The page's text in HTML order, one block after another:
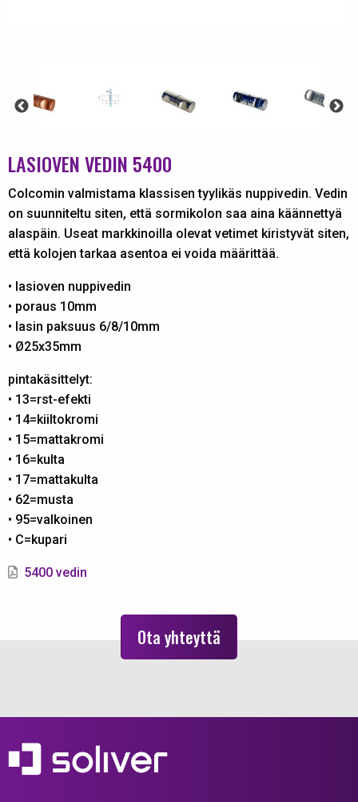
LASIOVEN VEDIN 5400
Colcomin valmistama klassisen tyylikäs nuppivedin. Vedin
on suunniteltu siten, että sormikolon saa aina käännettyä
alaspäin. Useat markkinoilla olevat vetimet kiristyvät siten,
että kolojen tarkaa asentoa ei voida määrittää.
• lasioven nuppivedin
• poraus 10mm
• lasin paksuus 6/8/10mm
• Ø25x35mm
pintakäsittelyt:
• 13=rst-efekti
• 14=kiiltokromi
• 15=mattakromi
• 16=kulta
• 17=mattakulta
• 62=musta
• 95=valkoinen
• C=kupari
5400 vedin
Ota yhteyttä